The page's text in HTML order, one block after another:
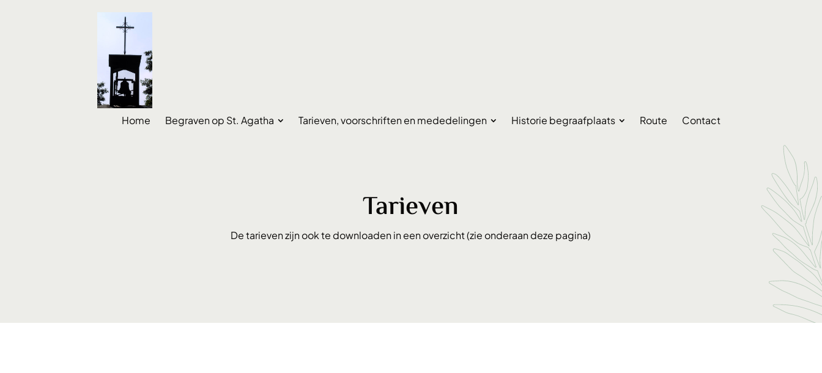
Home Begraven op St. Agatha Tarieven, voorschriften en mededelingen Historie begraafplaats Route Contact
Tarieven
De tarieven zijn ook te downloaden in een overzicht (zie onderaan deze pagina)